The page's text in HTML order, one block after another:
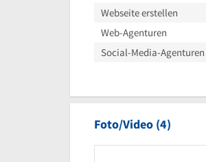
Webseite erstellen
Web-Agenturen
Social-Media-Agenturen
Foto/Video (4)